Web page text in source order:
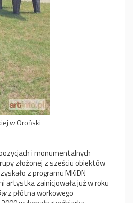
w Oroński
i monumentalnych
złożonej z sześciu obiektów
z programu MKiDN
artystka zainicjowała już w roku
z płótna workowego